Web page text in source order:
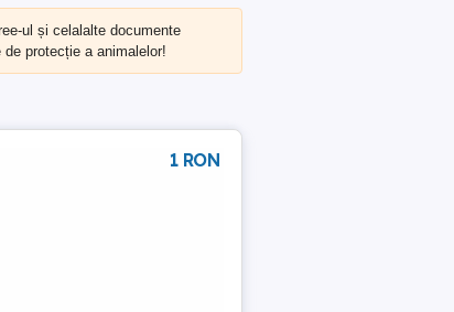
ul și celalalte documente
protecție a animalelor!
1 RON